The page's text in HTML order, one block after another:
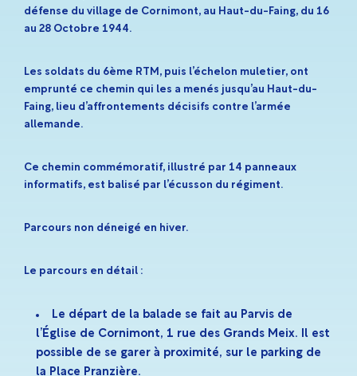
défense du village de Cornimont, au Haut-du-Faing, du 16
au 28 Octobre 1944.
Les soldats du 6ème RTM, puis l’échelon muletier, ont
emprunté ce chemin qui les a menés jusqu’au Haut-du-
Faing, lieu d’affrontements décisifs contre l’armée
allemande.
Ce chemin commémoratif, illustré par 14 panneaux
informatifs, est balisé par l’écusson du régiment.
Parcours non déneigé en hiver.
Le parcours en détail :
Le départ de la balade se fait au Parvis de
l’Église de Cornimont, 1 rue des Grands Meix. Il est
possible de se garer à proximité, sur le parking de
la Place Pranzière.